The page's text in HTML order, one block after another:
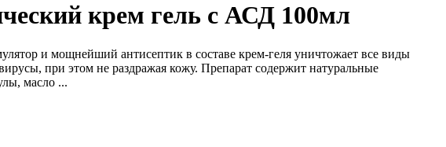
крем гель с АСД 100мл
и мощнейший антисептик в составе крем-геля уничтожает все виды
при этом не раздражая кожу. Препарат содержит натуральные
масло ...